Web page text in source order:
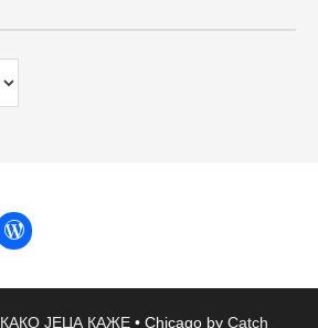
КАКО ЈЕЦА КАЖЕ • Chicago by Catch